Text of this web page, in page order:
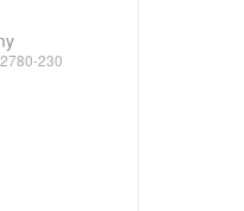
230